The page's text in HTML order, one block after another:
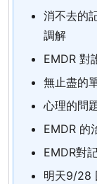
消不去的
調解
EMDR 對
無止盡的
心理的問
EMDR 的
EMDR對
明天9/28